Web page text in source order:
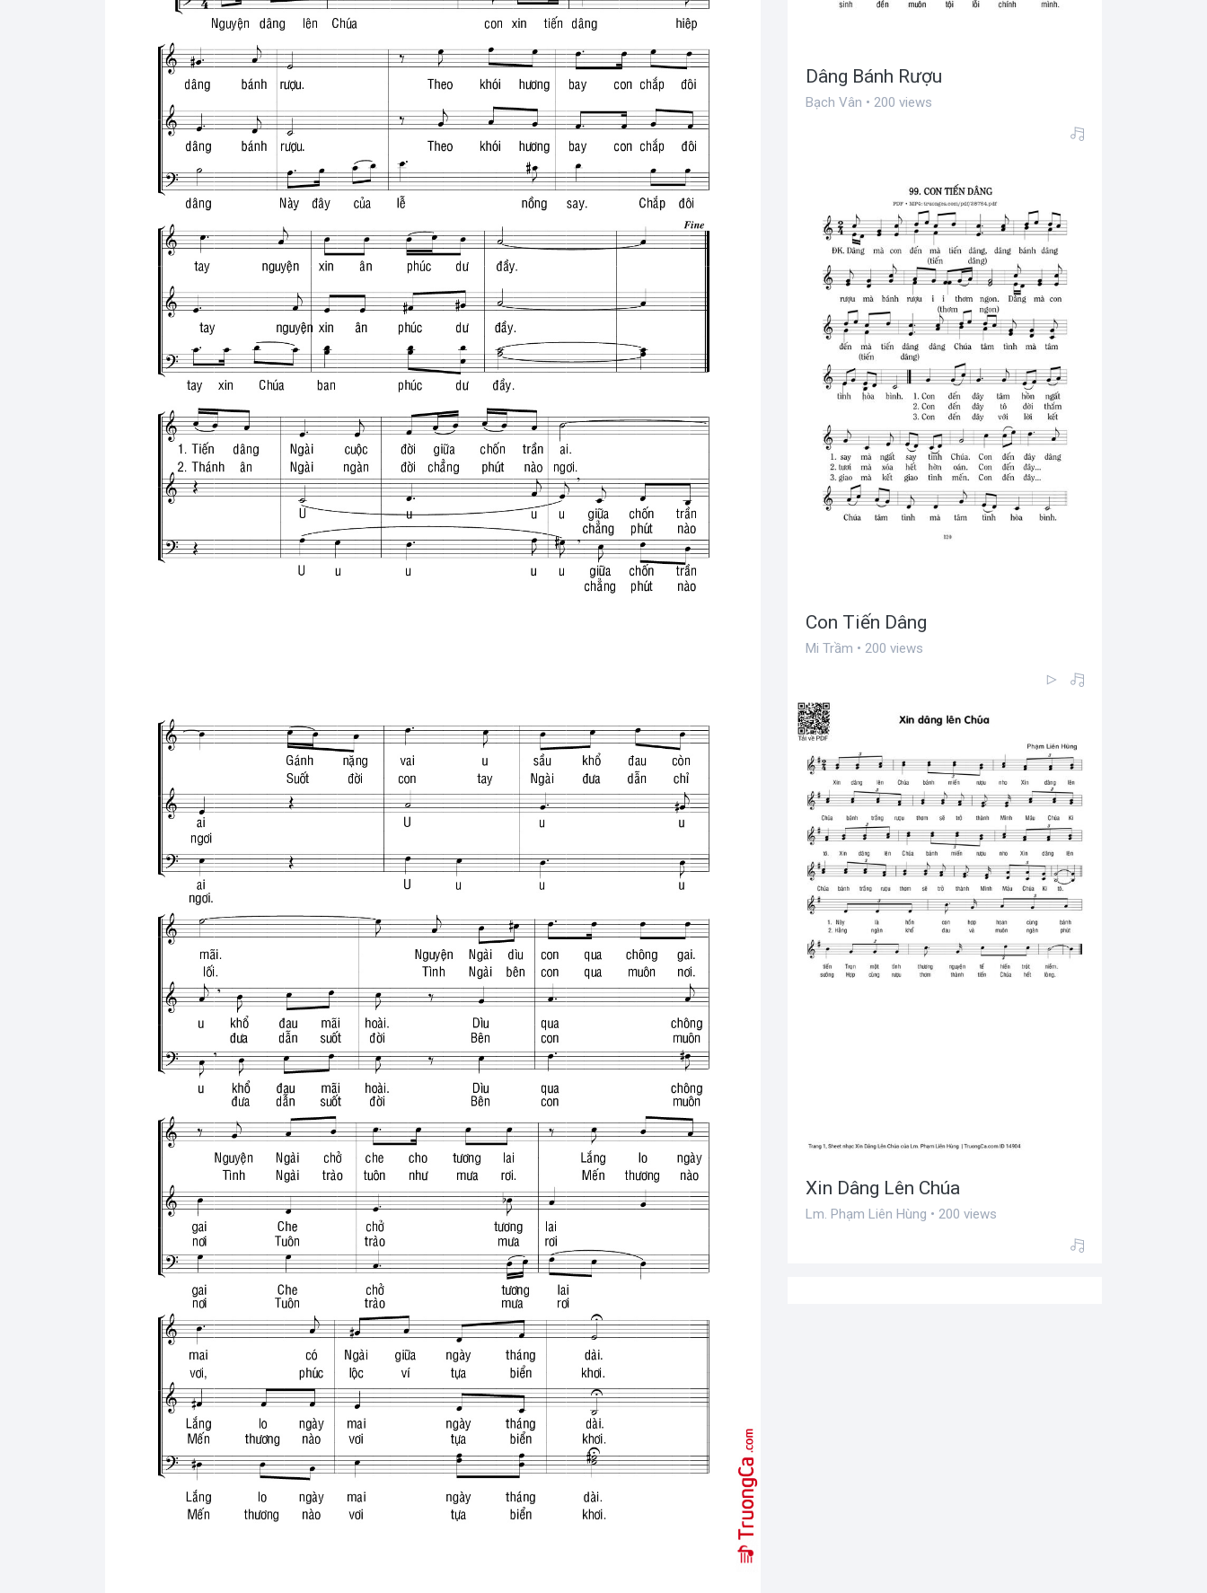
Dâng Bánh Rượu
Bạch Vân • 200 views
Con Tiến Dâng
Mi Trầm • 200 views
Xin Dâng Lên Chúa
Lm. Phạm Liên Hùng • 200 views